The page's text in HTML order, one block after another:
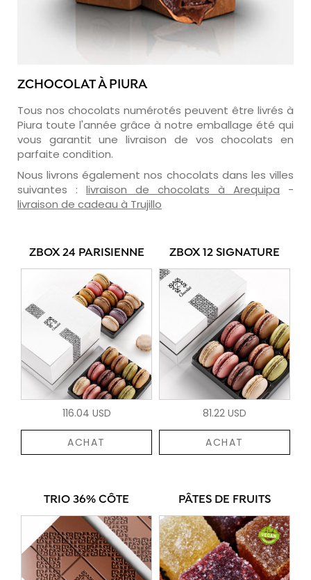
ZCHOCOLAT À PIURA
Tous nos chocolats numérotés peuvent être livrés à
Piura toute l'année grâce à notre emballage été qui
vous garantit une livraison de vos chocolats en
parfaite condition.
Nous livrons également nos chocolats dans les villes
suivantes : livraison de chocolats à Arequipa -
livraison de cadeau à Trujillo
ZBOX 24 PARISIENNE
116.04 USD
ACHAT
ZBOX 12 SIGNATURE
81.22 USD
ACHAT
TRIO 36% CÔTE PÂTES DE FRUITS